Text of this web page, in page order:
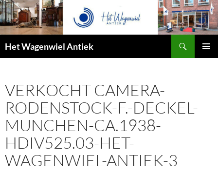
Het Wagenwiel Antiek
VERKOCHT CAMERA-
RODENSTOCK-F.-DECKEL-
MUNCHEN-CA.1938-
HDIV525.03-HET-
WAGENWIEL-ANTIEK-3